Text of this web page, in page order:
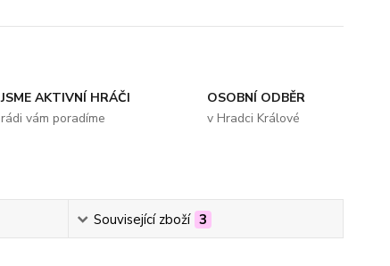
JSME AKTIVNÍ HRÁČI
rádi vám poradíme
OSOBNÍ ODBĚR
v Hradci Králové
Související zboží 3